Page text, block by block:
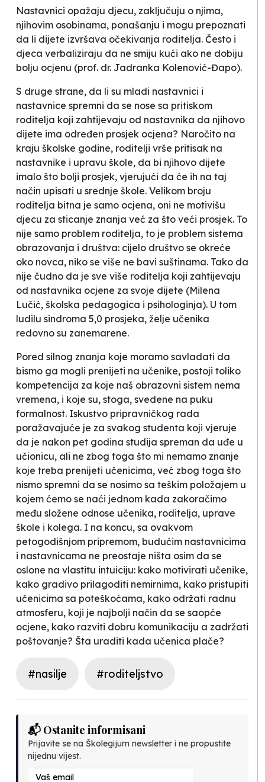
Nastavnici opažaju djecu, zaključuju o njima,
njihovim osobinama, ponašanju i mogu prepoznati
da li dijete izvršava očekivanja roditelja. Često i
djeca verbaliziraju da ne smiju kući ako ne dobiju
bolju ocjenu (prof. dr. Jadranka Kolenović-Đapo).
S druge strane, da li su mladi nastavnici i
nastavnice spremni da se nose sa pritiskom
roditelja koji zahtijevaju od nastavnika da njihovo
dijete ima određen prosjek ocjena? Naročito na
kraju školske godine, roditelji vrše pritisak na
nastavnike i upravu škole, da bi njihovo dijete
imalo što bolji prosjek, vjerujući da će ih na taj
način upisati u srednje škole. Velikom broju
roditelja bitna je samo ocjena, oni ne motivišu
djecu za sticanje znanja već za što veći prosjek. To
nije samo problem roditelja, to je problem sistema
obrazovanja i društva: cijelo društvo se okreće
oko novca, niko se više ne bavi suštinama. Tako da
nije čudno da je sve više roditelja koji zahtijevaju
od nastavnika ocjene za svoje dijete (Milena
Lučić, školska pedagogica i psihologinja). U tom
ludilu sindroma 5,0 prosjeka, želje učenika
redovno su zanemarene.
Pored silnog znanja koje moramo savladati da
bismo ga mogli prenijeti na učenike, postoji toliko
kompetencija za koje naš obrazovni sistem nema
vremena, i koje su, stoga, svedene na puku
formalnost. Iskustvo pripravničkog rada
poražavajuće je za svakog studenta koji vjeruje
da je nakon pet godina studija spreman da uđe u
učionicu, ali ne zbog toga što mi nemamo znanje
koje treba prenijeti učenicima, već zbog toga što
nismo spremni da se nosimo sa teškim položajem u
kojem ćemo se naći jednom kada zakoračimo
među složene odnose učenika, roditelja, uprave
škole i kolega. I na koncu, sa ovakvom
petogodišnjom pripremom, budućim nastavnicima
i nastavnicama ne preostaje ništa osim da se
oslone na vlastitu intuiciju: kako motivirati učenike,
kako gradivo prilagoditi nemirnima, kako pristupiti
učenicima sa poteškoćama, kako održati radnu
atmosferu, koji je najbolji način da se saopće
ocjene, kako razviti dobru komunikaciju a zadržati
poštovanje? Šta uraditi kada učenica plače?
#nasilje #roditeljstvo
📬 Ostanite informisani
Prijavite se na Školegijum newsletter i ne propustite
nijednu vijest.